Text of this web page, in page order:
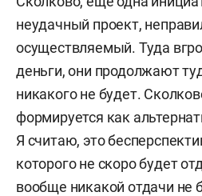
неудачный проект,
осуществляемый. Туда
деньги, они продолжают
никакого не будет.
формируется как
Я считаю, это
которого не скоро будет
вообще никакой отдачи не